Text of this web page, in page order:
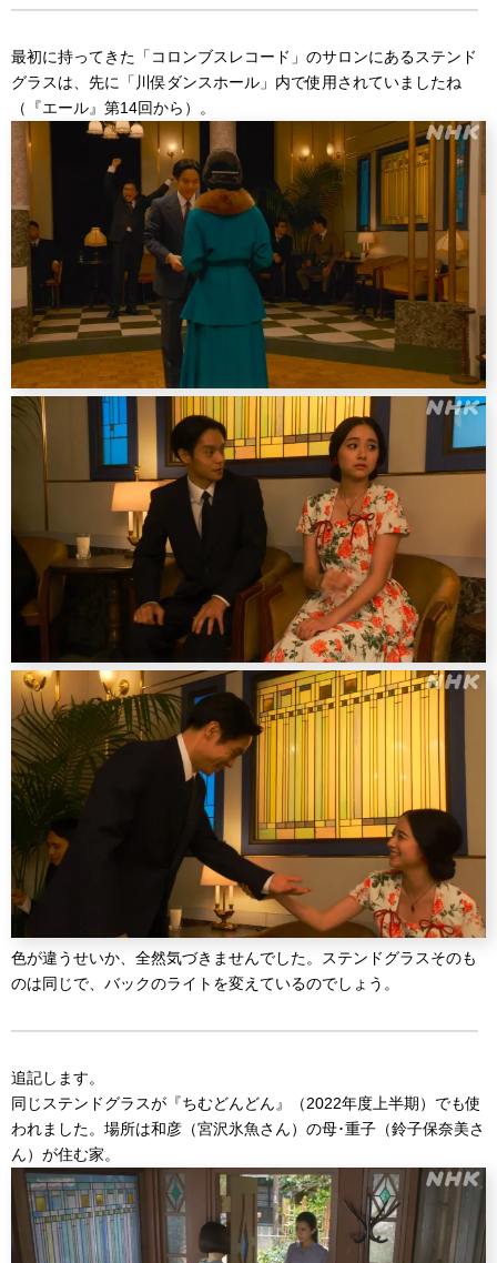
最初に持ってきた「コロンブスレコード」のサロンにあるステンド
グラスは、先に「川俣ダンスホール」内で使用されていましたね
（『エール』第14回から）。
色が違うせいか、全然気づきませんでした。ステンドグラスそのも
のは同じで、バックのライトを変えているのでしょう。
追記します。
同じステンドグラスが『ちむどんどん』（2022年度上半期）でも使
われました。場所は和彦（宮沢氷魚さん）の母･重子（鈴子保奈美さ
ん）が住む家。